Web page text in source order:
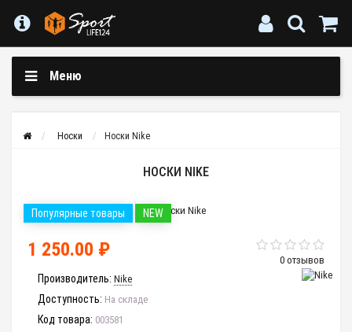
Меню
Носки Носки Nike
НОСКИ NIKE
Популярные товары NEW
0 отзывов
1 250.00 ₽
Производитель: Nike
Доступность: На складе
Код товара: 003581